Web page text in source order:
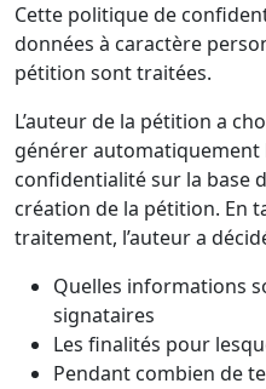
Cette politique de
données à caractère
pétition sont traitées.
L’auteur de la pétition a
générer
confidentialité sur la base
création de la pétition. En
traitement, l’auteur a
Quelles informations
signataires
Les finalités pour
Pendant combien de